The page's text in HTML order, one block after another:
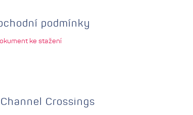
podmínky
ke stažení
Crossings